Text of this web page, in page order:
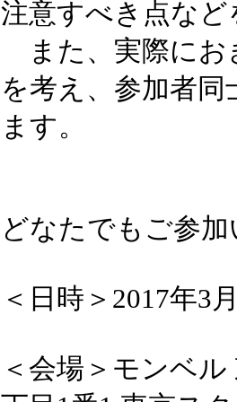
注意すべき点な
また、実際にお
を考え、参加者
ます。
どなたでもご参
＜日時＞2017年3
＜会場＞モンベ